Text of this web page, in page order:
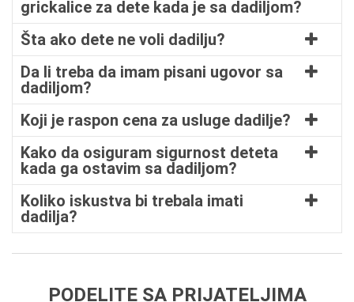
grickalice za dete kada je sa dadiljom?
Šta ako dete ne voli dadilju?
Da li treba da imam pisani ugovor sa
dadiljom?
Koji je raspon cena za usluge dadilje?
Kako da osiguram sigurnost deteta
kada ga ostavim sa dadiljom?
Koliko iskustva bi trebala imati
dadilja?
PODELITE SA PRIJATELJIMA